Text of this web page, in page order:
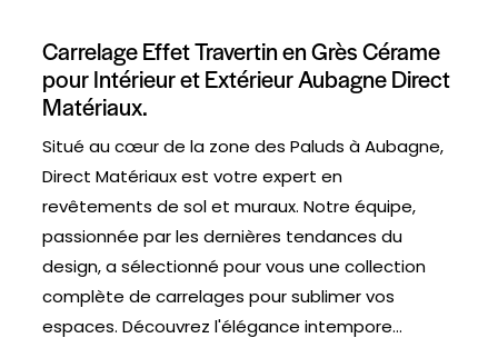
Carrelage Effet Travertin en Grès Cérame
pour Intérieur et Extérieur Aubagne Direct
Matériaux.
Situé au cœur de la zone des Paluds à Aubagne,
Direct Matériaux est votre expert en
revêtements de sol et muraux. Notre équipe,
passionnée par les dernières tendances du
design, a sélectionné pour vous une collection
complète de carrelages pour sublimer vos
espaces. Découvrez l'élégance intempore...